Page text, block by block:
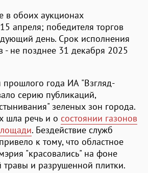
в обоих аукционах
апреля; победителя торгов
день. Срок исполнения
- не позднее 31 декабря 2025
года ИА "Взгляд-
серию публикаций,
зеленых зон города.
шла речь и о состоянии газонов
. Бездействие служб
к тому, что областное
"красовались" на фоне
травы и разрушенной плитки.